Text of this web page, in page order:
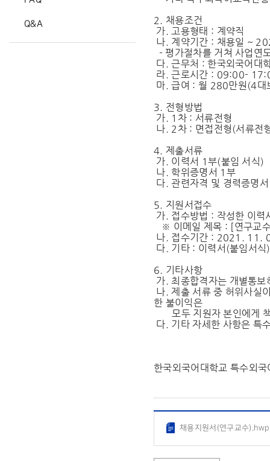
Q&A
2. 채용조건
가. 고용형태 : 계약직
나. 계약기간 : 채용일 ~
- 평가절차를 거쳐 사업연
다. 근무처 : 한국외국어대
라. 근로시간 : 09:00-
마. 급여 : 월 280만원(4대
3. 전형방법
가. 1차 : 서류전형
나. 2차 : 면접전형(서류전
4. 제출서류
가. 이력서 1부(붙임 서식)
나. 학위증명서 1부
다. 관련자격 및 경력증명
5. 지원서접수
가. 접수방법 : 작성한 이
※ 이메일 제목 : [연구교
나. 접수기간 : 2021. 11.
다. 기타 : 이력서(붙임서
6. 기타사항
가. 최종합격자는 개별통
나. 제출 서류 중 허위사실
한 불이익은
모두 지원자 본인에게
다. 기타 자세한 사항은
한국외국어대학교 특수외
채용지원서(연구교수).hwp